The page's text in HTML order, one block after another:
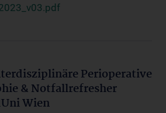
Perioperative
& Notfallrefresher
Wien